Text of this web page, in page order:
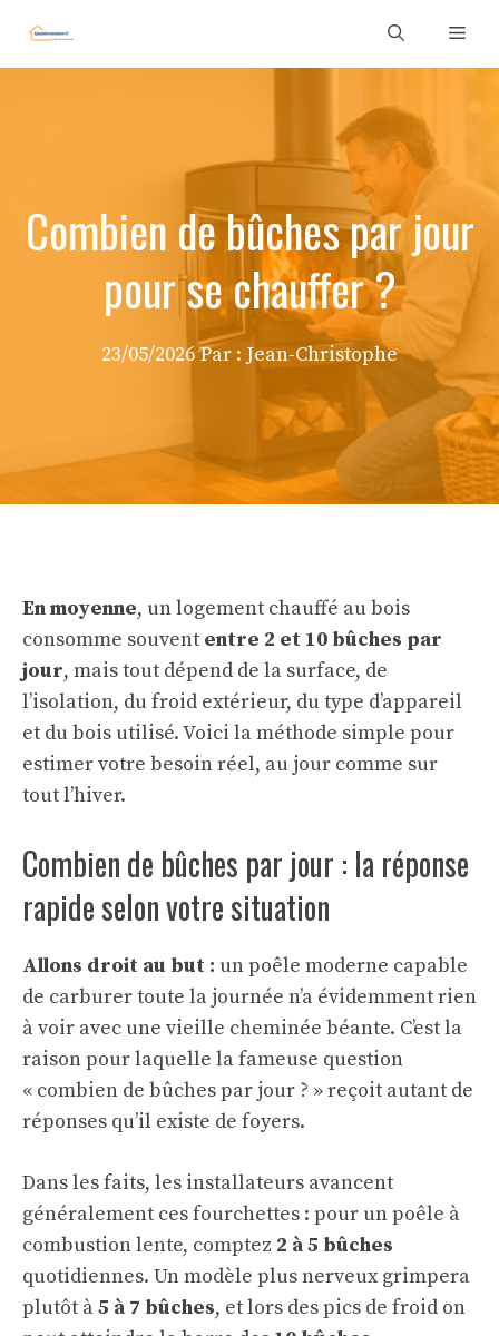
contenu
Combien de bûches par jour
pour se chauffer ?
23/05/2026 Par : Jean-Christophe
En moyenne, un logement chauffé au bois
consomme souvent entre 2 et 10 bûches par
jour, mais tout dépend de la surface, de
l’isolation, du froid extérieur, du type d’appareil
et du bois utilisé. Voici la méthode simple pour
estimer votre besoin réel, au jour comme sur
tout l’hiver.
Combien de bûches par jour : la réponse
rapide selon votre situation
Allons droit au but : un poêle moderne capable
de carburer toute la journée n’a évidemment rien
à voir avec une vieille cheminée béante. C’est la
raison pour laquelle la fameuse question
« combien de bûches par jour ? » reçoit autant de
réponses qu’il existe de foyers.
Dans les faits, les installateurs avancent
généralement ces fourchettes : pour un poêle à
combustion lente, comptez 2 à 5 bûches
quotidiennes. Un modèle plus nerveux grimpera
plutôt à5 à 7 bûches, et lors des pics de froid on